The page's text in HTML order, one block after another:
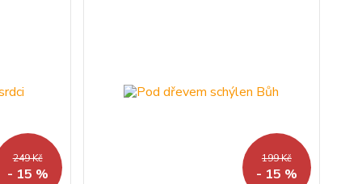
249 Kč
- 15 %
199 Kč
- 15 %